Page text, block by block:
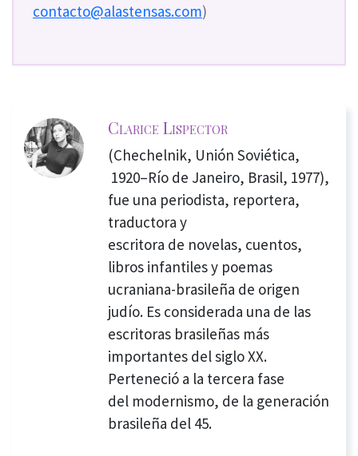
contacto@alastensas.com)
Clarice Lispector
(Chechelnik, Unión Soviética,
1920–Río de Janeiro, Brasil, 1977),
fue una periodista, reportera,
traductora y
escritora de novelas, cuentos,
libros infantiles y poemas
ucraniana-brasileña de origen
judío. Es considerada una de las
escritoras brasileñas más
importantes del siglo XX.
Perteneció a la tercera fase
del modernismo, de la generación
brasileña del 45.